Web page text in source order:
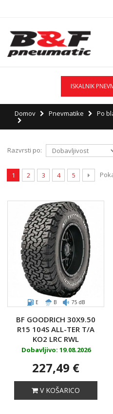
ISKALNIK
Domov Pnevmatike Po
Razvrsti po:
1 2 3 4 5
E B 75 dB
BF GOODRICH 30X9.50
R15 104S ALL-TER T/A
KO2 LRC RWL
Dobavljivo: 19.08.2026
227,49 €
V KOŠARICO